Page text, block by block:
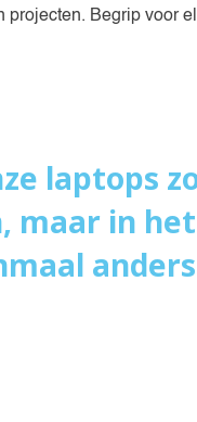
projecten. Begrip voor
laptops
maar in